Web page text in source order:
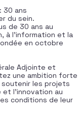
30 ans
du sein.
de 30 ans au
à l’information et la
en octobre
Adjointe et
une ambition forte
les projets
l’innovation au
conditions de leur